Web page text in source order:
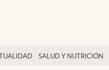
SALUD Y NUTRICIÓN